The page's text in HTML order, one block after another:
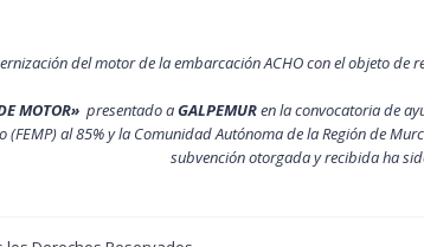
del motor de la embarcación ACHO con el objeto de
MOTOR» presentado aGALPEMURen la convocatoria de
(FEMP) al 85% y la Comunidad Autónoma de la Región de
subvención otorgada y recibida ha